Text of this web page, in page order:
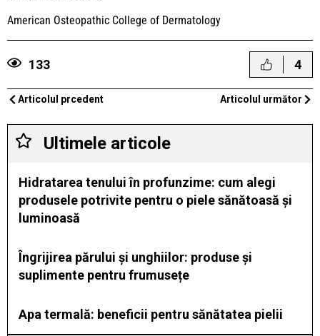
American Osteopathic College of Dermatology
133 4
Articolul prcedent Articolul următor
Ultimele articole
Hidratarea tenului în profunzime: cum alegi
produsele potrivite pentru o piele sănătoasă și
luminoasă
Îngrijirea părului și unghiilor: produse și
suplimente pentru frumusețe
Apa termală: beneficii pentru sănătatea pielii